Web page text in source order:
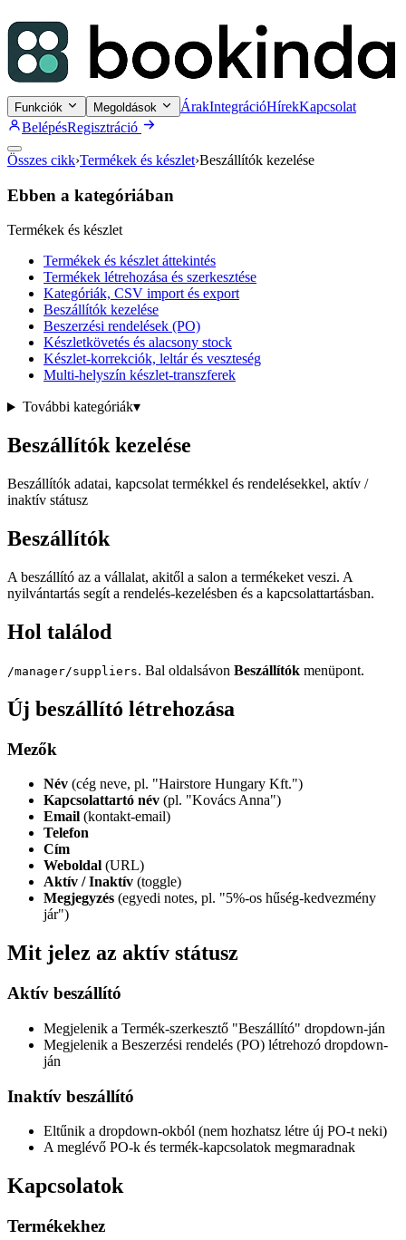
Funkciók Megoldások ÁrakIntegrációHírekKapcsolat
BelépésRegisztráció
Összes cikk›Termékek és készlet›Beszállítók kezelése
Ebben a kategóriában
Termékek és készlet
Termékek és készlet áttekintés
Termékek létrehozása és szerkesztése
Kategóriák, CSV import és export
Beszállítók kezelése
Beszerzési rendelések (PO)
Készletkövetés és alacsony stock
Készlet-korrekciók, leltár és veszteség
Multi-helyszín készlet-transzferek
További kategóriák▾
Beszállítók kezelése
Beszállítók adatai, kapcsolat termékkel és rendelésekkel, aktív /
inaktív státusz
Beszállítók
A beszállító az a vállalat, akitől a salon a termékeket veszi. A
nyilvántartás segít a rendelés-kezelésben és a kapcsolattartásban.
Hol találod
/manager/suppliers. Bal oldalsávon Beszállítók menüpont.
Új beszállító létrehozása
Mezők
Név (cég neve, pl. "Hairstore Hungary Kft.")
Kapcsolattartó név (pl. "Kovács Anna")
Email (kontakt-email)
Telefon
Cím
Weboldal (URL)
Aktív / Inaktív (toggle)
Megjegyzés (egyedi notes, pl. "5%-os hűség-kedvezmény
jár")
Mit jelez az aktív státusz
Aktív beszállító
Megjelenik a Termék-szerkesztő "Beszállító" dropdown-ján
Megjelenik a Beszerzési rendelés (PO) létrehozó dropdown-
ján
Inaktív beszállító
Eltűnik a dropdown-okból (nem hozhatsz létre új PO-t neki)
A meglévő PO-k és termék-kapcsolatok megmaradnak
Kapcsolatok
Termékekhez